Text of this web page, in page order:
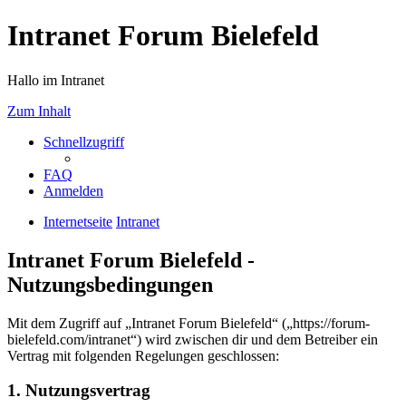
Intranet Forum Bielefeld
Hallo im Intranet
Zum Inhalt
Schnellzugriff
FAQ
Anmelden
Internetseite Intranet
Intranet Forum Bielefeld -
Nutzungsbedingungen
Mit dem Zugriff auf „Intranet Forum Bielefeld“ („https://forum-
bielefeld.com/intranet“) wird zwischen dir und dem Betreiber ein
Vertrag mit folgenden Regelungen geschlossen:
1. Nutzungsvertrag